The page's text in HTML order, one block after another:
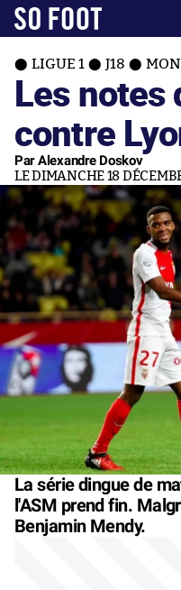
LIGUE 1 J18
Les notes
contre
Par Alexandre Doskov
LE DIMANCHE 18
La série dingue de
l'ASM prend fin.
Benjamin Mendy.